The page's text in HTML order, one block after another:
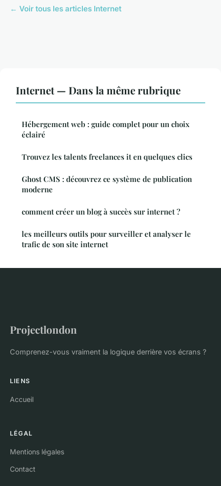
← Voir tous les articles Internet
Internet — Dans la même rubrique
Hébergement web : guide complet pour un choix
éclairé
Trouvez les talents freelances it en quelques clics
Ghost CMS : découvrez ce système de publication
moderne
comment créer un blog à succès sur internet ?
les meilleurs outils pour surveiller et analyser le
trafic de son site internet
Projectlondon
Comprenez-vous vraiment la logique derrière vos écrans ?
LIENS
Accueil
LÉGAL
Mentions légales
Contact